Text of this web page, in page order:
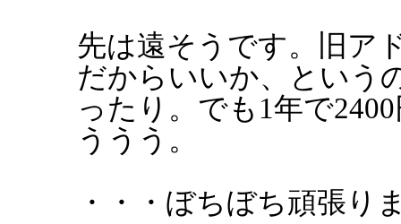
先は遠そうです。旧ア
だからいいか、という
ったり。でも1年で
ううう。
・・・ぼちぼち頑張り